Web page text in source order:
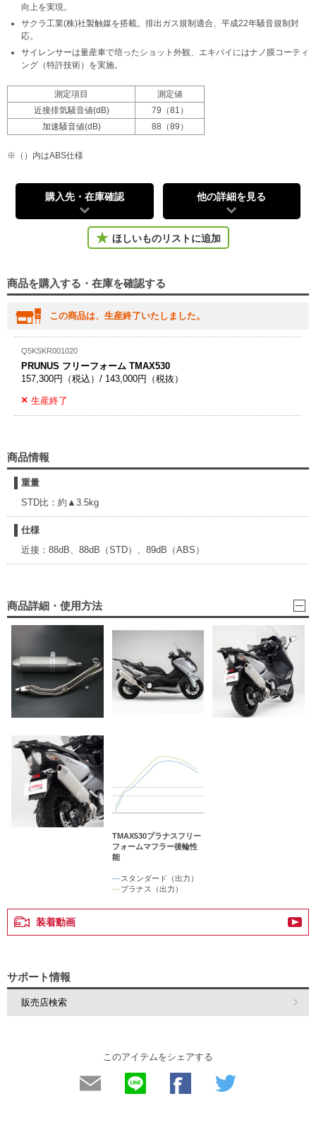
向上を実現。
サクラ工業(株)社製触媒を搭載。排出ガス規制適合、平成22年騒音規制対
応。
サイレンサーは量産車で培ったショット外観、エキパイにはナノ膜コーティ
ング（特許技術）を実施。
測定項目
測定値
近接排気騒音値(dB)
79（81）
加速騒音値(dB)
88（89）
※（）内はABS仕様
購入先・在庫確認 他の詳細を見る
ほしいものリストに追加
商品を購入する・在庫を確認する
この商品は、生産終了いたしました。
Q5KSKR001020
PRUNUS フリーフォーム TMAX530
157,300円（税込）/ 143,000円（税抜）
生産終了
商品情報
重量
STD比：約▲3.5kg
仕様
近接：88dB、88dB（STD）、89dB（ABS）
商品詳細・使用方法
TMAX530プラナスフリー
フォームマフラー後輪性
能
---スタンダード（出力）
---プラナス（出力）
装着動画
サポート情報
販売店検索
このアイテムをシェアする